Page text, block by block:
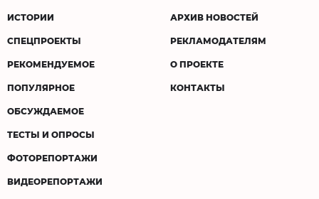
ИСТОРИИ
СПЕЦПРОЕКТЫ
РЕКОМЕНДУЕМОЕ
ПОПУЛЯРНОЕ
ОБСУЖДАЕМОЕ
ТЕСТЫ И ОПРОСЫ
ФОТОРЕПОРТАЖИ
ВИДЕОРЕПОРТАЖИ
АРХИВ НОВОСТЕЙ
РЕКЛАМОДАТЕЛЯМ
О ПРОЕКТЕ
КОНТАКТЫ